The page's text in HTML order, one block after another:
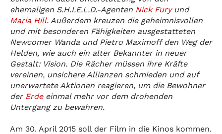
ehemaligen S.H.I.E.L.D.-Agenten Nick Furyund
Maria Hill. Außerdem kreuzen die geheimnisvollen
und mit besonderen Fähigkeiten ausgestatteten
Newcomer Wanda und Pietro Maximoff den Weg der
Helden, wie auch ein alter Bekannter in neuer
Gestalt: Vision. Die Rächer müssen ihre Kräfte
vereinen, unsichere Allianzen schmieden und auf
unerwartete Aktionen reagieren, um die Bewohner
der Erdeeinmal mehr vor dem drohenden
Untergang zu bewahren.
Am 30. April 2015 soll der Film in die Kinos kommen.